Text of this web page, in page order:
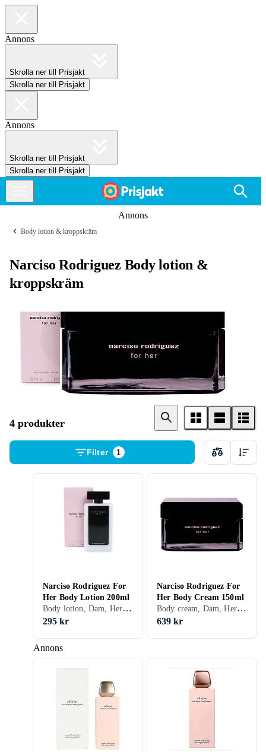
Annons
Skrolla ner till Prisjakt
Skrolla ner till Prisjakt
Annons
Skrolla ner till Prisjakt
Skrolla ner till Prisjakt
Annons
Body lotion & kroppskräm
Narciso Rodriguez Body lotion &
kroppskräm
Body lotion Body cream
4 produkter
Filter 1
Annons
Narciso Rodriguez For
Her Body Lotion 200ml
Body lotion, Dam, Herr, Normal, Alla, Närande
295 kr
Narciso Rodriguez For
Her Body Cream 150ml
Body cream, Dam, Herr, Normal, Alla, Närande
639 kr